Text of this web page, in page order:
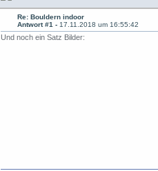
Re: Bouldern indoor
Antwort #1 - 17.11.2018 um 16:55:42
Und noch ein Satz Bilder: